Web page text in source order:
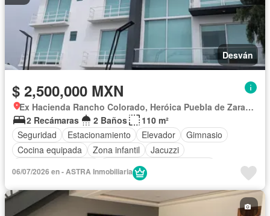
Desván
$ 2,500,000 MXN
Ex Hacienda Rancho Colorado, Heróica Puebla de Zaragoza
2 Recámaras
2 Baños
110 m²
Seguridad
Estacionamiento Elevador
Gimnasio
Cocina equipada
Zona infantil
Jacuzzi
Completamente amueblado
06/07/2026 en - ASTRA Inmobiliaria